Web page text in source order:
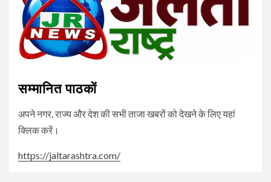
सम्मानित पाठकों
अपने नगर, राज्य और देश की सभी ताजा खबरों को देखने के लिए यहां
क्लिक करें।
https://jaltarashtra.com/